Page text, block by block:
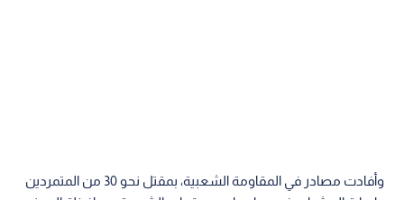
وأفادت مصادر في المقاومة الشعبية، بمقتل نحو 30 من المتمردين